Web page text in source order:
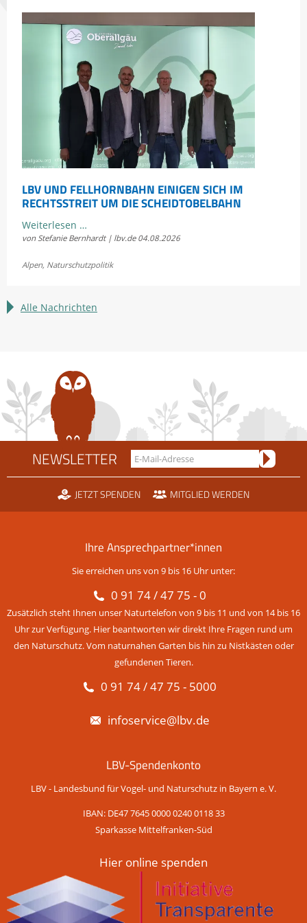
LBV UND FELLHORNBAHN EINIGEN SICH IM
RECHTSSTREIT UM DIE SCHEIDTOBELBAHN
Weiterlesen …LBV
und
einigen
im
Scheidtobelbahn
von Stefanie Bernhardt | lbv.de 04.08.2026
Alpen, Naturschutzpolitik
Alle Nachrichten
NEWSLETTER
JETZT SPENDEN MITGLIED WERDEN
Ihre Ansprechpartner*innen
Sie erreichen uns von 9 bis 16 Uhr unter:
0 91 74 / 47 75 - 0
Zusätzlich steht Ihnen unser Naturtelefon von 9 bis 11 und von 14 bis 16
Uhr zur Verfügung. Hier beantworten wir direkt Ihre Fragen rund um
den Naturschutz. Vom naturnahen Garten bis hin zu Nistkästen oder
gefundenen Tieren.
0 91 74 / 47 75 - 5000
infoservice@lbv.de
LBV-Spendenkonto
LBV - Landesbund für Vogel- und Naturschutz in Bayern e. V.
IBAN: DE47 7645 0000 0240 0118 33
Sparkasse Mittelfranken-Süd
Hier online spenden